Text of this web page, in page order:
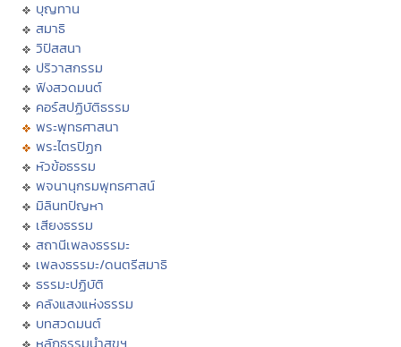
บุญทาน
สมาธิ
วิปัสสนา
ปริวาสกรรม
ฟังสวดมนต์
คอร์สปฏิบัติธรรม
พระพุทธศาสนา
พระไตรปิฏก
หัวข้อธรรม
พจนานุกรมพุทธศาสน์
มิลินทปัญหา
เสียงธรรม
สถานีเพลงธรรมะ
เพลงธรรมะ/ดนตรีสมาธิ
ธรรมะปฏิบัติ
คลังแสงแห่งธรรม
บทสวดมนต์
หลักธรรมนำสุขฯ